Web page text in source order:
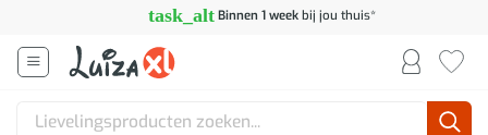
inhoud
task_alt Binnen 1 weekbij jou thuis*
Zoeken